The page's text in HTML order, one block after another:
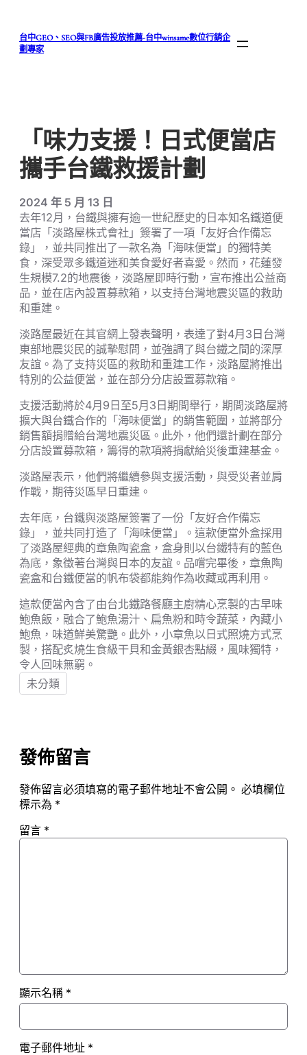
台中GEO、SEO與FB廣告投放推薦-台中winsame數位行銷企
劃專家
「味力支援！日式便當店
攜手台鐵救援計劃
2024 年 5 月 13 日
去年12月，台鐵與擁有逾一世紀歷史的日本知名鐵道便
當店「淡路屋株式會社」簽署了一項「友好合作備忘
錄」，並共同推出了一款名為「海味便當」的獨特美
食，深受眾多鐵道迷和美食愛好者喜愛。然而，花蓮發
生規模7.2的地震後，淡路屋即時行動，宣布推出公益商
品，並在店內設置募款箱，以支持台灣地震災區的救助
和重建。
淡路屋最近在其官網上發表聲明，表達了對4月3日台灣
東部地震災民的誠摯慰問，並強調了與台鐵之間的深厚
友誼。為了支持災區的救助和重建工作，淡路屋將推出
特別的公益便當，並在部分分店設置募款箱。
支援活動將於4月9日至5月3日期間舉行，期間淡路屋將
擴大與台鐵合作的「海味便當」的銷售範圍，並將部分
銷售額捐贈給台灣地震災區。此外，他們還計劃在部分
分店設置募款箱，籌得的款項將捐獻給災後重建基金。
淡路屋表示，他們將繼續參與支援活動，與受災者並肩
作戰，期待災區早日重建。
去年底，台鐵與淡路屋簽署了一份「友好合作備忘
錄」，並共同打造了「海味便當」。這款便當外盒採用
了淡路屋經典的章魚陶瓷盒，盒身則以台鐵特有的藍色
為底，象徵著台灣與日本的友誼。品嚐完畢後，章魚陶
瓷盒和台鐵便當的帆布袋都能夠作為收藏或再利用。
這款便當內含了由台北鐵路餐廳主廚精心烹製的古早味
鮑魚飯，融合了鮑魚湯汁、扁魚粉和時令蔬菜，內藏小
鮑魚，味道鮮美驚艷。此外，小章魚以日式照燒方式烹
製，搭配炙燒生食級干貝和金黃銀杏點綴，風味獨特，
令人回味無窮。
未分類
發佈留言
發佈留言必須填寫的電子郵件地址不會公開。 必填欄位
標示為 *
留言 *
顯示名稱 *
電子郵件地址 *